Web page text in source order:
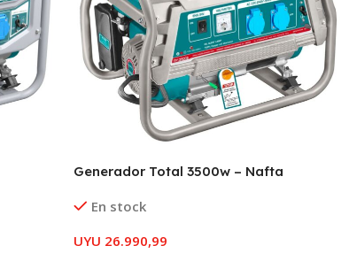
Generador Total 3500w – Nafta
En stock
UYU 26.990,99